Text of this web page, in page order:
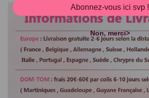
Abonnez-vous ici svp !
Non, merci>